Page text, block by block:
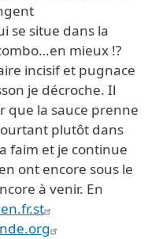
se situe dans la
mieux !?
incisif et pugnace
je décroche. Il
que la sauce prenne
plutôt dans
faim et je continue
ont encore sous le
à venir. En